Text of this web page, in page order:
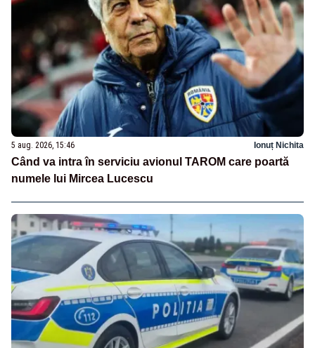
5 aug. 2026, 15:46 Ionuț Nichita
Când va intra în serviciu avionul TAROM care poartă
numele lui Mircea Lucescu